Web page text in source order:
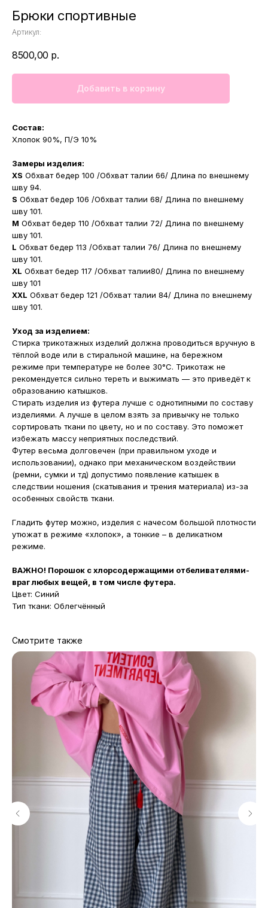
Брюки спортивные
Артикул:
8500,00 р.
Добавить в корзину
Состав:
Хлопок 90%, П/Э 10%
Замеры изделия:
XS Обхват бедер 100 /Обхват талии 66/ Длина по внешнему
шву 94.
S Обхват бедер 106 /Обхват талии 68/ Длина по внешнему
шву 101.
M Обхват бедер 110 /Обхват талии 72/ Длина по внешнему
шву 101.
L Обхват бедер 113 /Обхват талии 76/ Длина по внешнему
шву 101.
XL Обхват бедер 117 /Обхват талии80/ Длина по внешнему
шву 101
XXL Обхват бедер 121 /Обхват талии 84/ Длина по внешнему
шву 101.
Уход за изделием:
Стирка трикотажных изделий должна проводиться вручную в
тёплой воде или в стиральной машине, на бережном
режиме при температуре не более 30°С. Трикотаж не
рекомендуется сильно тереть и выжимать — это приведёт к
образованию катышков.
Стирать изделия из футера лучше с однотипными по составу
изделиями. А лучше в целом взять за привычку не только
сортировать ткани по цвету, но и по составу. Это поможет
избежать массу неприятных последствий.
Футер весьма долговечен (при правильном уходе и
использовании), однако при механическом воздействии
(ремни, сумки и тд) допустимо появление катышек в
следствии ношения (скатывания и трения материала) из-за
особенных свойств ткани.
Гладить футер можно, изделия с начесом большой плотности
утюжат в режиме «хлопок», а тонкие – в деликатном
режиме.
ВАЖНО! Порошок с хлорсодержащими отбеливателями-
враг любых вещей, в том числе футера.
Цвет: Синий
Тип ткани: Облегчённый
Смотрите также
МАГАЗИНЫ
Потрогать, примерить,
ВЛЮБИТЬСЯ И КУПИТЬ
наш бренд вы можете по адресу